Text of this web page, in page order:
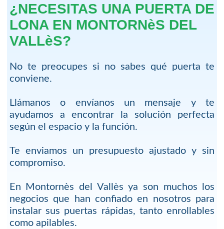
¿NECESITAS UNA PUERTA DE
LONA EN MONTORNèS DEL
VALLèS?
No te preocupes si no sabes qué puerta te
conviene.
Llámanos o envíanos un mensaje y te
ayudamos a encontrar la solución perfecta
según el espacio y la función.
Te enviamos un presupuesto ajustado y sin
compromiso.
En Montornès del Vallès ya son muchos los
negocios que han confiado en nosotros para
instalar sus puertas rápidas, tanto enrollables
como apilables.